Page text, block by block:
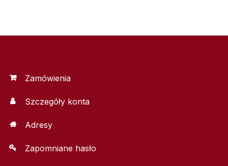
Zamówienia
Szczegóły konta
Adresy
Zapomniane hasło